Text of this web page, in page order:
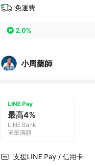
免運費
2.0%
小周藥師
LINE Pay
最高4%
LINE Bank
單筆滿額
支援LINE Pay / 信用卡